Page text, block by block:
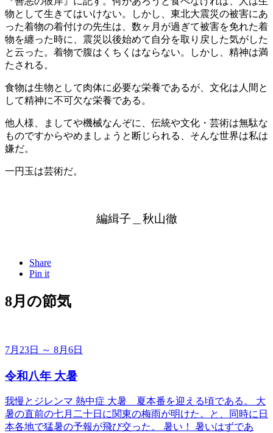
物として生きてはいけない。しかし、東北大震災の被害にあ
った着物の着付けの先生は、数ヶ月が過ぎて被害を免れた着
物を纏った時に、震災以後始めて自分を取り戻した気がした
と云った。着物で腹はくちくはならない。しかし、精神は満
たされる。
食物は生物として肉体に必要な栄養であるが、文化は人間と
して精神に不可欠な栄養である。
他人様、ましてや機械なんぞに、伝統や文化・芸術は無駄な
ものですからやめましょうと断じられる、そんな世界は私は
嫌だ。
一円玉は芸術だ。
編緝子＿秋山徹
Share
Pin it
8月の節気
7月23日 ～ 8月6日
令和八年 大暑
我慢とジレンマ 熱中症 大暑＿夏本番を迎える頃である。 大
暑の直前の七月二十日に関東の梅雨が明けた。と、同時に日
本各地で猛暑の予報が飛び交った。 暑い！ 暑いはずであ